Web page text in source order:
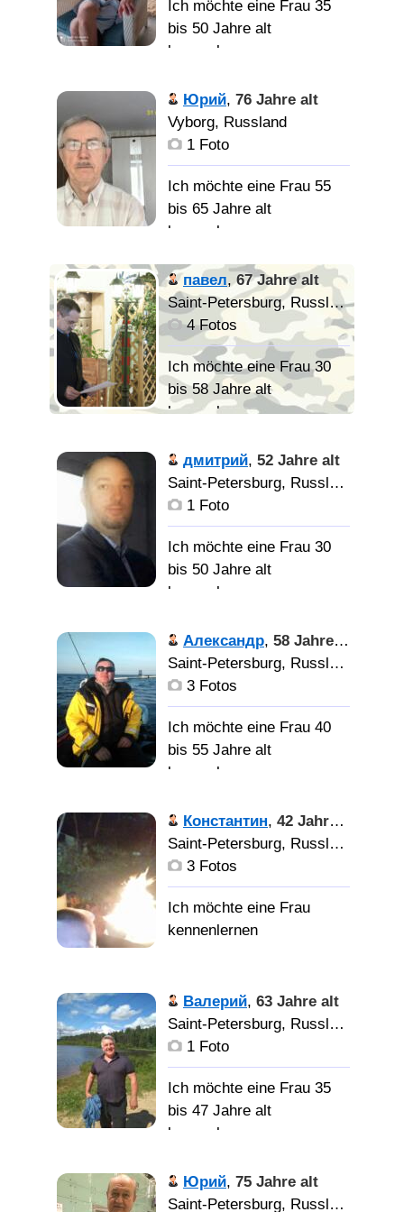
любящею животных и
природу, хозяйственную.
человека.
Девушку которая хочет
Наличие детей не
помеха.
Ich möchte eine Frau 35
bis 50 Jahre alt
kennenlernen
Люблю
работать ровно так как и
отдыхать горы лес
природе
женщину
Юрий, 76 Jahre alt
Vyborg, Russland
1 Foto
Ich möchte eine Frau 55
bis 65 Jahre alt
kennenlernen
Оптимист,
любящий жизнь.
Интересную приятную
женщину.
павел,67 Jahre alt
Saint-Petersburg, Russland
4 Fotos
Ich möchte eine Frau 30
bis 58 Jahre alt
kennenlernen
анархист
который любит секс и
ищет себе жену которая
питере
жену друга и любовницу
в одном лице которая
будет жить у меня в
интересно пишите
дмитрий, 52 Jahre alt
Saint-Petersburg, Russland
1 Foto
Ich möchte eine Frau 30
bis 50 Jahre alt
kennenlernen
я спокойный
по характеру человек,
моё хобби искусство.
добрую, женственную,
красивую.
Александр, 58 Jahre alt
Saint-Petersburg, Russland
3 Fotos
Ich möchte eine Frau 40
bis 55 Jahre alt
kennenlernen
Добрый
позитивный, люблю
природу, активный
Константин, 42 Jahre alt
Saint-Petersburg, Russland
3 Fotos
человек
мужчину)))
Валерий, 63 Jahre alt
Saint-Petersburg, Russland
1 Foto
Ich möchte eine Frau 35
bis 47 Jahre alt
kennenlernen
Нормальный,
адекватный, прийду на
Юрий, 75 Jahre alt
Saint-Petersburg, Russland